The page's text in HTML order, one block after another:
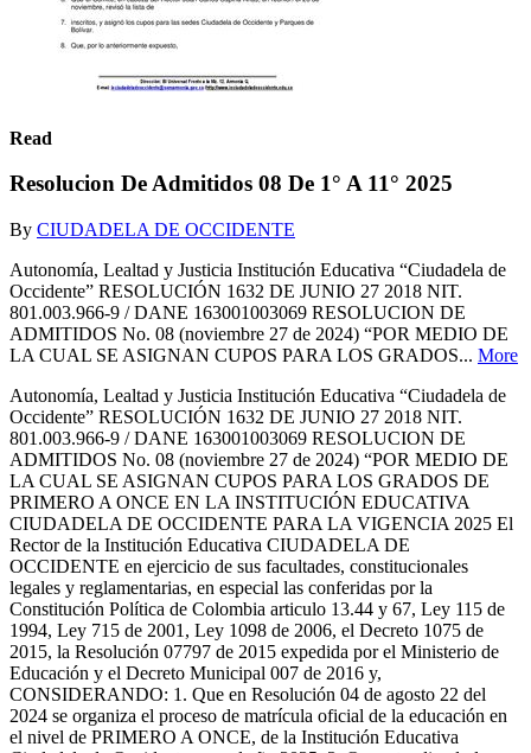
Read
Resolucion De Admitidos 08 De 1° A 11° 2025
By CIUDADELA DE OCCIDENTE
Autonomía, Lealtad y Justicia Institución Educativa “Ciudadela de
Occidente” RESOLUCIÓN 1632 DE JUNIO 27 2018 NIT.
801.003.966-9 / DANE 163001003069 RESOLUCION DE
ADMITIDOS No. 08 (noviembre 27 de 2024) “POR MEDIO DE
LA CUAL SE ASIGNAN CUPOS PARA LOS GRADOS... More
Autonomía, Lealtad y Justicia Institución Educativa “Ciudadela de
Occidente” RESOLUCIÓN 1632 DE JUNIO 27 2018 NIT.
801.003.966-9 / DANE 163001003069 RESOLUCION DE
ADMITIDOS No. 08 (noviembre 27 de 2024) “POR MEDIO DE
LA CUAL SE ASIGNAN CUPOS PARA LOS GRADOS DE
PRIMERO A ONCE EN LA INSTITUCIÓN EDUCATIVA
CIUDADELA DE OCCIDENTE PARA LA VIGENCIA 2025 El
Rector de la Institución Educativa CIUDADELA DE
OCCIDENTE en ejercicio de sus facultades, constitucionales
legales y reglamentarias, en especial las conferidas por la
Constitución Política de Colombia articulo 13.44 y 67, Ley 115 de
1994, Ley 715 de 2001, Ley 1098 de 2006, el Decreto 1075 de
2015, la Resolución 07797 de 2015 expedida por el Ministerio de
Educación y el Decreto Municipal 007 de 2016 y,
CONSIDERANDO: 1. Que en Resolución 04 de agosto 22 del
2024 se organiza el proceso de matrícula oficial de la educación en
el nivel de PRIMERO A ONCE, de la Institución Educativa